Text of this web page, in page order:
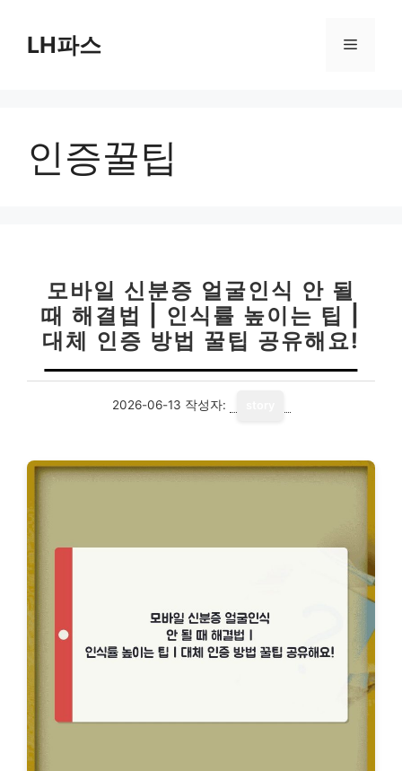
LH파스 메
인증꿀팁
모바일 신분증 얼굴인식 안 될
때 해결법 | 인식률 높이는 팁 |
대체 인증 방법 꿀팁 공유해요!
2026-06-13 작성자: